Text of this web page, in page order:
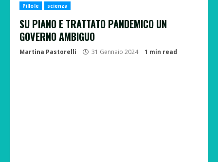
Pillole scienza
SU PIANO E TRATTATO PANDEMICO UN
GOVERNO AMBIGUO
Martina Pastorelli 31 Gennaio 2024 1 min read